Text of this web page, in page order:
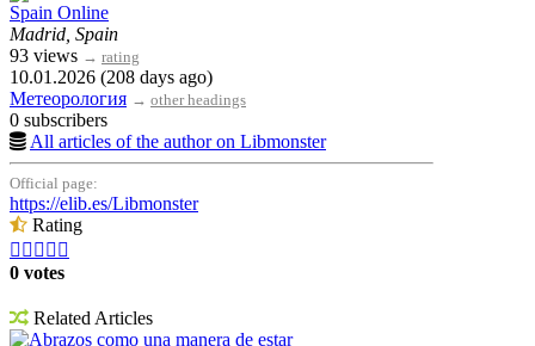
Spain Online
Madrid, Spain
93 views → rating
10.01.2026 (208 days ago)
Метеорология → other headings
0 subscribers
All articles of the author on Libmonster
Official page:
https://elib.es/Libmonster
Rating
    
0 votes
Related Articles
Abrazos como una manera de estar